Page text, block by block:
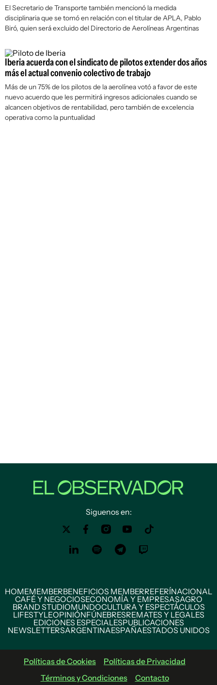
El Secretario de Transporte también mencionó la medida
disciplinaria que se tomó en relación con el titular de APLA, Pablo
Biró, quien será excluido del Directorio de Aerolíneas Argentinas
Iberia acuerda con el sindicato de pilotos extender dos años
más el actual convenio colectivo de trabajo
Más de un 75% de los pilotos de la aerolínea votó a favor de este
nuevo acuerdo que les permitirá ingresos adicionales cuando se
alcancen objetivos de rentabilidad, pero también de excelencia
operativa como la puntualidad
Siguenos en:
HOMEMEMBERBENEFICIOS MEMBERREFERÍNACIONAL
CAFÉ Y NEGOCIOSECONOMÍA Y EMPRESASAGRO
BRAND STUDIOMUNDOCULTURA Y ESPECTÁCULOS
LIFESTYLEOPINIÓNFÚNEBRESREMATES Y LEGALES
EDICIONES ESPECIALESPUBLICACIONES
NEWSLETTERSARGENTINAESPAÑAESTADOS UNIDOS
Políticas de Cookies
Políticas de Privacidad
Términos y Condiciones
Contacto